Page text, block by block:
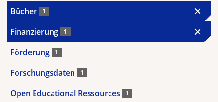
Bücher 1
Finanzierung 1
Förderung 1
Forschungsdaten 1
Open Educational Ressources 1